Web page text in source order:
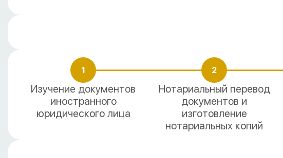
1
Изучение документов
иностранного
юридического лица
2
Нотариальный перевод
документов и
изготовление
нотариальных копий